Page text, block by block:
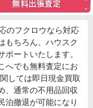
のフクロウなら対応
もちろん、ハウスク
ートいたします。
へでも無料査定にお
しては即日現金買取
、通常の不用品回収
泊撤退が可能になり